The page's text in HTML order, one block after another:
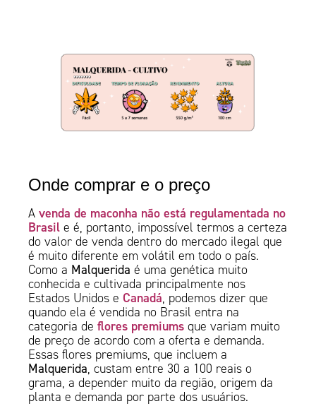
Onde comprar e o preço
Avenda de maconha não está regulamentada no
Brasile é, portanto, impossível termos a certeza
do valor de venda dentro do mercado ilegal que
é muito diferente em volátil em todo o país.
Como a Malquerida é uma genética muito
conhecida e cultivada principalmente nos
Estados Unidos eCanadá, podemos dizer que
quando ela é vendida no Brasil entra na
categoria deflores premiums que variam muito
de preço de acordo com a oferta e demanda.
Essas flores premiums, que incluem a
Malquerida, custam entre 30 a 100 reais o
grama, a depender muito da região, origem da
planta e demanda por parte dos usuários.